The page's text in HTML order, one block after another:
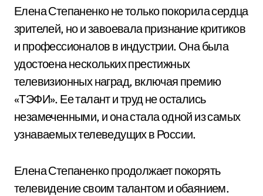
Елена Степаненко не только покорила сердца
зрителей, но и завоевала признание критиков
и профессионалов в индустрии. Она была
удостоена нескольких престижных
телевизионных наград, включая премию
«ТЭФИ». Ее талант и труд не остались
незамеченными, и она стала одной из самых
узнаваемых телеведущих в России.
Елена Степаненко продолжает покорять
телевидение своим талантом и обаянием.